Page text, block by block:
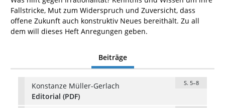
Fallstricke, Mut zum Widerspruch und Zuversicht, dass
offene Zukunft auch konstruktiv Neues bereithält. Zu all
dem will dieses Heft Anregungen geben.
Beiträge
Konstanze Müller-Gerlach S. 5–8
Editorial (PDF)